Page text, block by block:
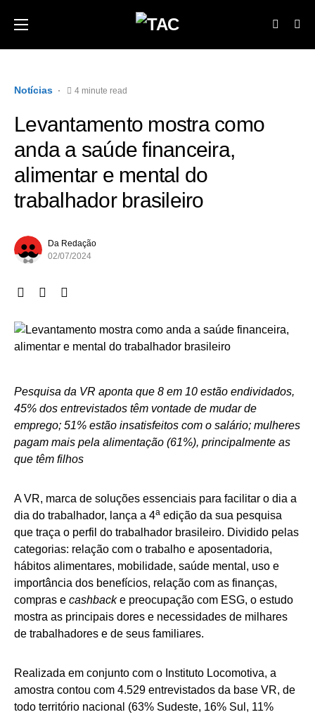
Notícias 4 minute read
Levantamento mostra como
anda a saúde financeira,
alimentar e mental do
trabalhador brasileiro
Da Redação
02/07/2024
Pesquisa da VR aponta que 8 em 10 estão endividados,
45% dos entrevistados têm vontade de mudar de
emprego; 51% estão insatisfeitos com o salário; mulheres
pagam mais pela alimentação (61%), principalmente as
que têm filhos
A VR, marca de soluções essenciais para facilitar o dia a
dia do trabalhador, lança a 4a edição da sua pesquisa
que traça o perfil do trabalhador brasileiro. Dividido pelas
categorias: relação com o trabalho e aposentadoria,
hábitos alimentares, mobilidade, saúde mental, uso e
importância dos benefícios, relação com as finanças,
compras e cashbacke preocupação com ESG, o estudo
mostra as principais dores e necessidades de milhares
de trabalhadores e de seus familiares.
Realizada em conjunto com o Instituto Locomotiva, a
amostra contou com 4.529 entrevistados da base VR, de
todo território nacional (63% Sudeste, 16% Sul, 11%